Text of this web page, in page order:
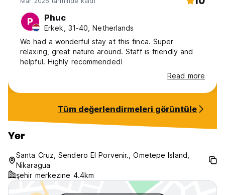
P Phuc
Erkek, 31-40, Netherlands
We had a wonderful stay at this finca. Super
relaxing, great nature around. Staff is friendly and
helpful. Highly recommended!
Read more
Tüm değerlendirmeleri görüntüle
Yer
Santa Cruz, Sendero El Porvenir., Ometepe Island,
Nikaragua
şehir merkezine 4.4km